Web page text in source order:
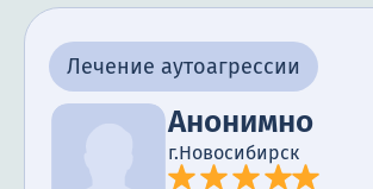
Лечение аутоагрессии
Анонимно
г.Новосибирск